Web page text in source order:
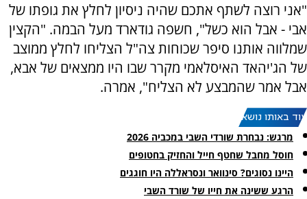
"אני רוצה לשתף אתכם שהיה ניסיון לחלץ את גופתו של
אבי - אבל הוא כשל", חשפה גודארד מעל הבמה. "הקצין
שמלווה אותנו סיפר שכוחות צה"ל הצליחו לחלץ ממוצב
של הג'יהאד האיסלאמי מקרר שבו היו ממצאים של אבא,
אבל אמר שהמבצע לא הצליח", אמרה.
עוד באותו נושא:
מרגש: נבחרת שורדי השבי במכביה 2026
חוסל מחבל שחטף חייל והחזיק בחטופים
היינו נסוגים? סינוואר ונסראללה היו חוגגים
הרגע ששינה את חייו של שורד השבי